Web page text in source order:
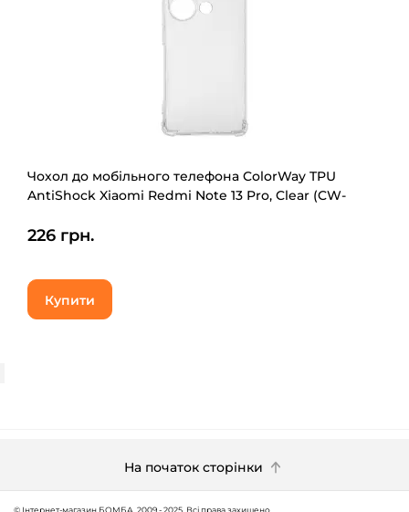
Чохол до мобільного телефона ColorWay TPU
AntiShock Xiaomi Redmi Note 13 Pro, Clear (CW-
226 грн.
Купити
На початок сторінки
© Інтернет-магазин БОМБА, 2009 - 2025. Всі права захищено.